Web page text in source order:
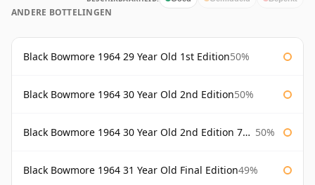
ANDERE BOTTELINGEN
Black Bowmore 1964 29 Year Old 1st Edition50%
Black Bowmore 1964 30 Year Old 2nd Edition50%
Black Bowmore 1964 30 Year Old 2nd Edition 75cl 50%
Black Bowmore 1964 31 Year Old Final Edition49%